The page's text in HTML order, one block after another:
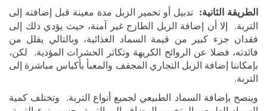
الطريقة الثانية:
تدبيل أو تخمير الزبل مدة معينة قبل إضافته إلى
التربة. إلا أن إضافة الزبل الطازج غير آمنة، حيث يؤدي ذلك إلى
فقدان جزء كبير من قيمة السماد الغذائية، وبالتالي يقلل من
فائدته، فضلا عن الروائح الكريهة وتكاثر الحشرات المؤذية. لكن،
بإمكاننا إضافة الزبل التجاري المجفف والمعبأ بأكياس مباشرة إلى
التربة.
وينصح بإضافة السماد الطبيعي لجميع أنواع التربة. وتختلف كمية